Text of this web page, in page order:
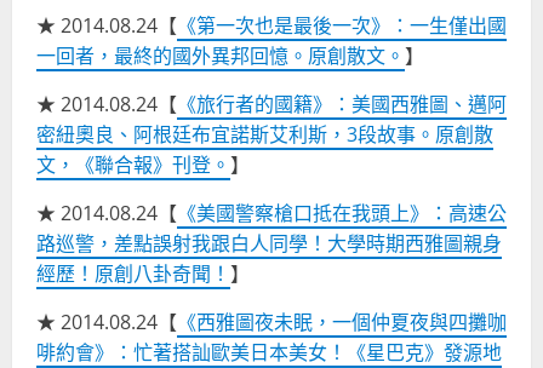
★ 2014.08.24【 《第一次也是最後一次》：一生僅出國
一回者，最終的國外異邦回憶。原創散文。 】
★ 2014.08.24【 《旅行者的國籍》：美國西雅圖、邁阿
密紐奧良、阿根廷布宜諾斯艾利斯，3段故事。原創散
文，《聯合報》刊登。 】
★ 2014.08.24【 《美國警察槍口抵在我頭上》：高速公
路巡警，差點誤射我跟白人同學！大學時期西雅圖親身
經歷！原創八卦奇聞！ 】
★ 2014.08.24【 《西雅圖夜未眠，一個仲夏夜與四攤咖
啡約會》：忙著搭訕歐美日本美女！《星巴克》發源地